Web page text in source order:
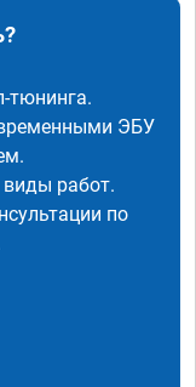
тюнинга.
ЭБУ
работ.
по